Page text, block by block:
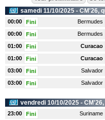
samedi 11/10/2025 - CM'26,
00:00 Fini Bermudes
00:00
Fini Bermudes
01:00
Fini Curacao
01:00
Fini Curacao
03:00
Fini Salvador
03:00
Fini Salvador
vendredi 10/10/2025 -
23:00 Fini Suriname